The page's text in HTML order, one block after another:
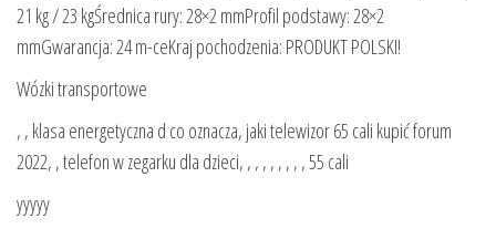
21 kg / 23 kgŚrednica rury: 28×2 mmProfil podstawy: 28×2
mmGwarancja: 24 m-ceKraj pochodzenia: PRODUKT POLSKI!
Wózki transportowe
, , klasa energetyczna d co oznacza, jaki telewizor 65 cali kupić forum
2022, , telefon w zegarku dla dzieci, , , , , , , , , 55 cali
yyyyy